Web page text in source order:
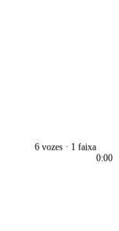
6 vozes · 1 faixa
0:00